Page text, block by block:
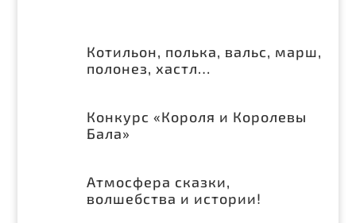
Котильон, полька, вальс, марш,
полонез, хастл…
Конкурс «Короля и Королевы
Бала»
Атмосфера сказки,
волшебства и истории!